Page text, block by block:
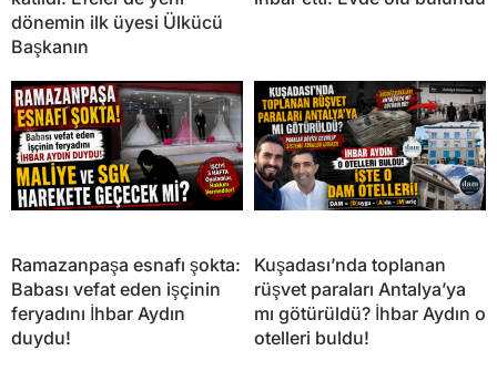
dönemin ilk üyesi Ülkücü
Başkanın
Ramazanpaşa esnafı şokta:
Babası vefat eden işçinin
feryadını İhbar Aydın
duydu!
Kuşadası’nda toplanan
rüşvet paraları Antalya’ya
mı götürüldü? İhbar Aydın o
otelleri buldu!